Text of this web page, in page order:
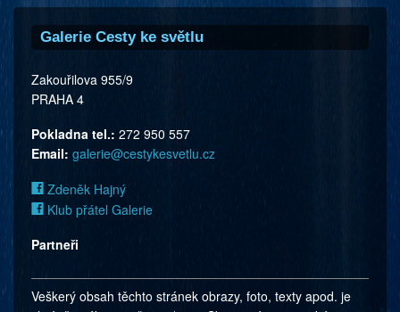
Galerie Cesty ke světlu
Zakouřilova 955/9
PRAHA 4
Pokladna tel.: 272 950 557
Email: galerie@cestykesvetlu.cz
Zdeněk Hajný
Klub přátel Galerie
Partneři
Veškerý obsah těchto stránek obrazy, foto, texty apod. je